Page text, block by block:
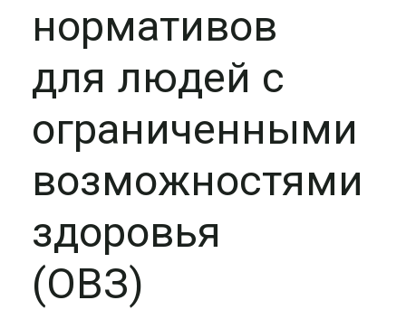
нормативов
для людей с
ограниченными
возможностями
здоровья
(ОВЗ)